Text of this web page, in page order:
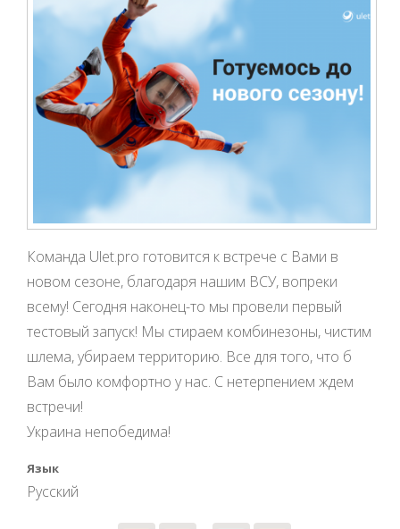
Команда Ulet.pro готовится к встрече с Вами в
новом сезоне, благодаря нашим ВСУ, вопреки
всему! Сегодня наконец-то мы провели первый
тестовый запуск! Мы стираем комбинезоны, чистим
шлема, убираем территорию. Все для того, что б
Вам было комфортно у нас. С нетерпением ждем
встречи!
Украина непобедима!
Язык
Русский